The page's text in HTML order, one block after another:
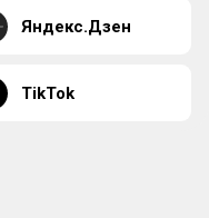
Яндекс.Дзен
TikTok